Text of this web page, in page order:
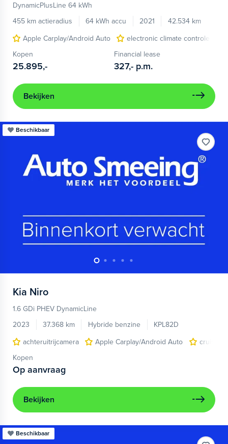
DynamicPlusLine 64 kWh
455 km actieradius
64 kWh accu 2021
42.534 km
Apple Carplay/Android Auto
electronic climate controle
Kopen
25.895,-
Financial lease
327,- p.m.
Bekijken
Beschikbaar
Kia Niro
1.6 GDi PHEV DynamicLine
2023
37.368 km Hybride benzine
KPL82D
achteruitrijcamera
Apple Carplay/Android Auto
cruise
Kopen
Op aanvraag
Bekijken
Beschikbaar